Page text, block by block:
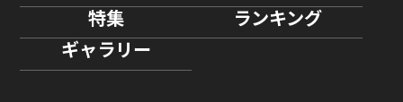
特集
ランキング
ギャラリー